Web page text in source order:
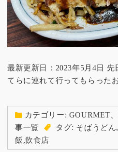
最新更新日：2023年5月4日
てらに連れて行ってもらった
カテゴリー: GOURMET
事一覧
タグ: そばうどん,
飯 ,飲食店